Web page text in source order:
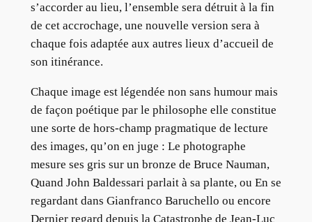
s’accorder au lieu, l’ensemble sera détruit à la fin
de cet accrochage, une nouvelle version sera à
chaque fois adaptée aux autres lieux d’accueil de
son itinérance.
Chaque image est légendée non sans humour mais
de façon poétique par le philosophe elle constitue
une sorte de hors-champ pragmatique de lecture
des images, qu’on en juge : Le photographe
mesure ses gris sur un bronze de Bruce Nauman,
Quand John Baldessari parlait à sa plante, ou En se
regardant dans Gianfranco Baruchello ou encore
Dernier regard depuis la Catastrophe de Jean-Luc